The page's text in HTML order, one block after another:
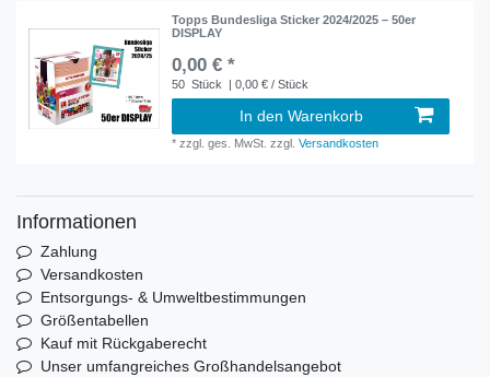
Topps Bundesliga Sticker 2024/2025 – 50er
DISPLAY
0,00 € *
50 Stück | 0,00 € / Stück
In den Warenkorb
*zzgl. ges. MwSt. zzgl.Versandkosten
Informationen
Zahlung
Versandkosten
Entsorgungs- & Umweltbestimmungen
Größentabellen
Kauf mit Rückgaberecht
Unser umfangreiches Großhandelsangebot